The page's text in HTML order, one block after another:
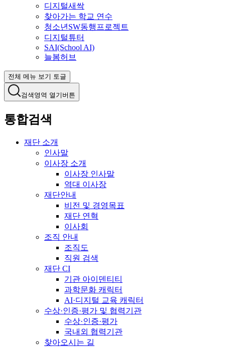
디지털새싹
찾아가는 학교 연수
청소년SW동행프로젝트
디지털튜터
SAI(School AI)
늘봄허브
전체 메뉴 보기 토글
검색영역 열기버튼
통합검색
재단 소개
인사말
이사장 소개
이사장 인사말
역대 이사장
재단안내
비전 및 경영목표
재단 연혁
이사회
조직 안내
조직도
직원 검색
재단 CI
기관 아이덴티티
과학문화 캐릭터
AI·디지털 교육 캐릭터
수상·인증·평가 및 협력기관
수상·인증·평가
국내외 협력기관
찾아오시는 길